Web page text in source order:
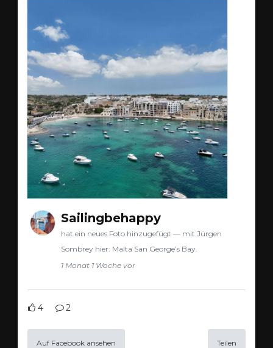
Sailingbehappy
hat ein neues Foto hinzugefügt — mit Jürgen
Sombrey hier: Malta San George’s Bay.
1 Monat 1 Woche vor
4 2
Auf Facebook ansehen Teilen